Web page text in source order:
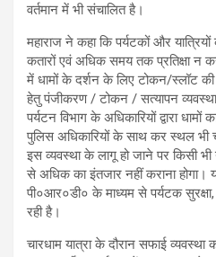
वर्तमान में भी संचालित है।
महाराज ने कहा कि पर्यटकों और यात्रियों
कतारों एवं अधिक समय तक प्रतिक्षा न
में धामों के दर्शन के लिए टोकन/स्लॉट
हेतु पंजीकरण / टोकन / सत्यापन
पर्यटन विभाग के अधिकारियों द्वारा
पुलिस अधिकारियों के साथ कर स्थल भी
इस व्यवस्था के लागू हो जाने पर किसी
से अधिक का इंतजार नहीं कराना
पी०आर०डी० के माध्यम से पर्यटक सुरक्षा,
रही है।
चारधाम यात्रा के दौरान सफाई व्यवस्था